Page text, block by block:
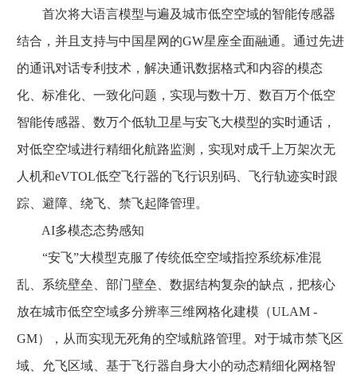
首次将大语言模型与遍及城市低空空域的智能传感器
结合，并且支持与中国星网的GW星座全面融通。通过先进
的通讯对话专利技术，解决通讯数据格式和内容的模态
化、标准化、一致化问题，实现与数十万、数百万个低空
智能传感器、数万个低轨卫星与安飞大模型的实时通话，
对低空空域进行精细化航路监测，实现对成千上万架次无
人机和eVTOL低空飞行器的飞行识别码、飞行轨迹实时跟
踪、避障、绕飞、禁飞起降管理。
AI多模态态势感知
“安飞”大模型克服了传统低空空域指控系统标准混
乱、系统壁垒、部门壁垒、数据结构复杂的缺点，把核心
放在城市低空空域多分辨率三维网格化建模（ULAM -
GM），从而实现无死角的空域航路管理。对于城市禁飞区
域、允飞区域、基于飞行器自身大小的动态精细化网格智